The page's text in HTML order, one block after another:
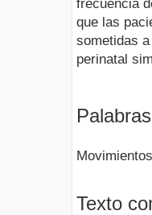
frecuencia
que las
sometidas
perinatal
Texto